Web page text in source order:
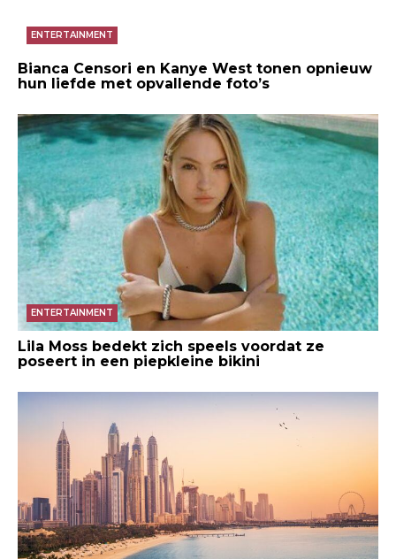
ENTERTAINMENT
Bianca Censori en Kanye West tonen opnieuw
hun liefde met opvallende foto’s
ENTERTAINMENT
Lila Moss bedekt zich speels voordat ze
poseert in een piepkleine bikini